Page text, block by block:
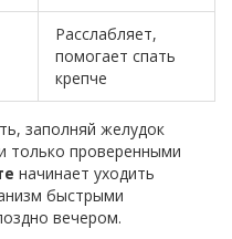
Расслабляет,
помогает спать
крепче
заполняй желудок
только проверенными
начинает уходить
быстрыми
вечером.